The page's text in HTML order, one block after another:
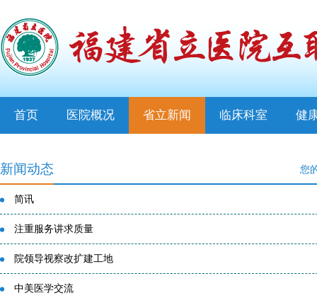
首页 医院概况 省立新闻 临床科室 健
新闻动态 您
简讯
注重服务讲求质量
院领导视察改扩建工地
中美医学交流